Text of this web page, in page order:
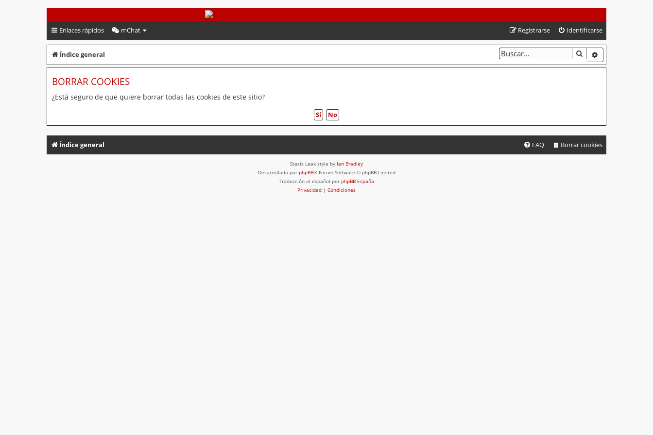
PeruVoley.com
Enlaces rápidos mChat Identificarse
Registrarse
Índice general BUSCAR
BORRAR COOKIES
¿Está seguro de que quiere borrar todas las cookies de este sitio?
Índice general Borrar cookies
FAQ
Stasis Leak style by Ian Bradley
Desarrollado por phpBB® Forum Software © phpBB Limited
Traducción al español por phpBB España
Privacidad | Condiciones